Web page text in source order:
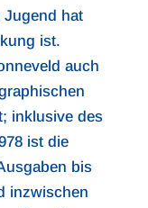
Jugend hat
ist.
auch
inklusive des
ist die
bis
inzwischen